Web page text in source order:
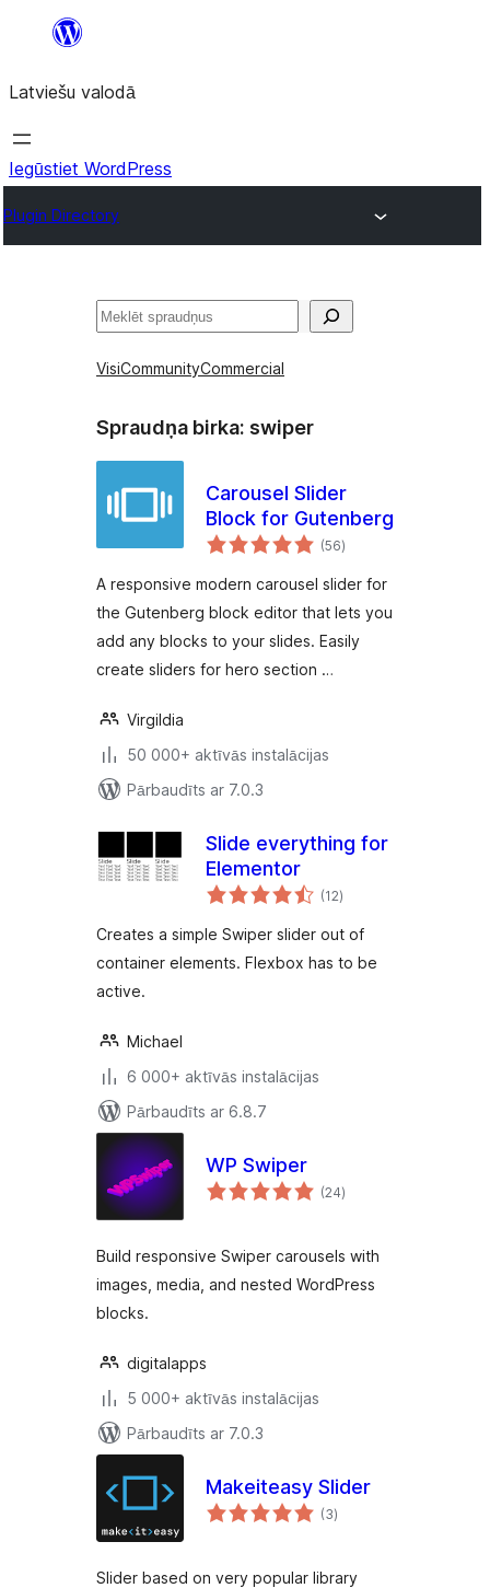
Pāriet
saturu
Latviešu valodā
Iegūstiet WordPress
Plugin Directory
Meklēt
VisiCommunityCommercial
Spraudņa birka: swiper
Carousel Slider
Block for Gutenberg
(56vērtējumu
kopsumma
)
A responsive modern carousel slider for
the Gutenberg block editor that lets you
add any blocks to your slides. Easily
create sliders for hero section …
Virgildia
50 000+ aktīvās instalācijas
Pārbaudīts ar 7.0.3
Slide everything for
Elementor
(12vērtējumu
kopsumma
)
Creates a simple Swiper slider out of
container elements. Flexbox has to be
active.
Michael
6 000+ aktīvās instalācijas
Pārbaudīts ar 6.8.7
WP Swiper
(24vērtējumu
kopsumma
)
Build responsive Swiper carousels with
images, media, and nested WordPress
blocks.
digitalapps
5 000+ aktīvās instalācijas
Pārbaudīts ar 7.0.3
Makeiteasy Slider
(3vērtējumu
kopsumma
)
Slider based on very popular library